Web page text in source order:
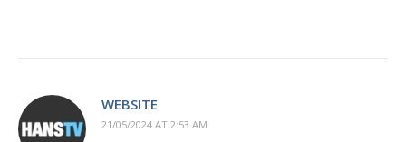
WEBSITE
21/05/2024 AT 2:53 AM